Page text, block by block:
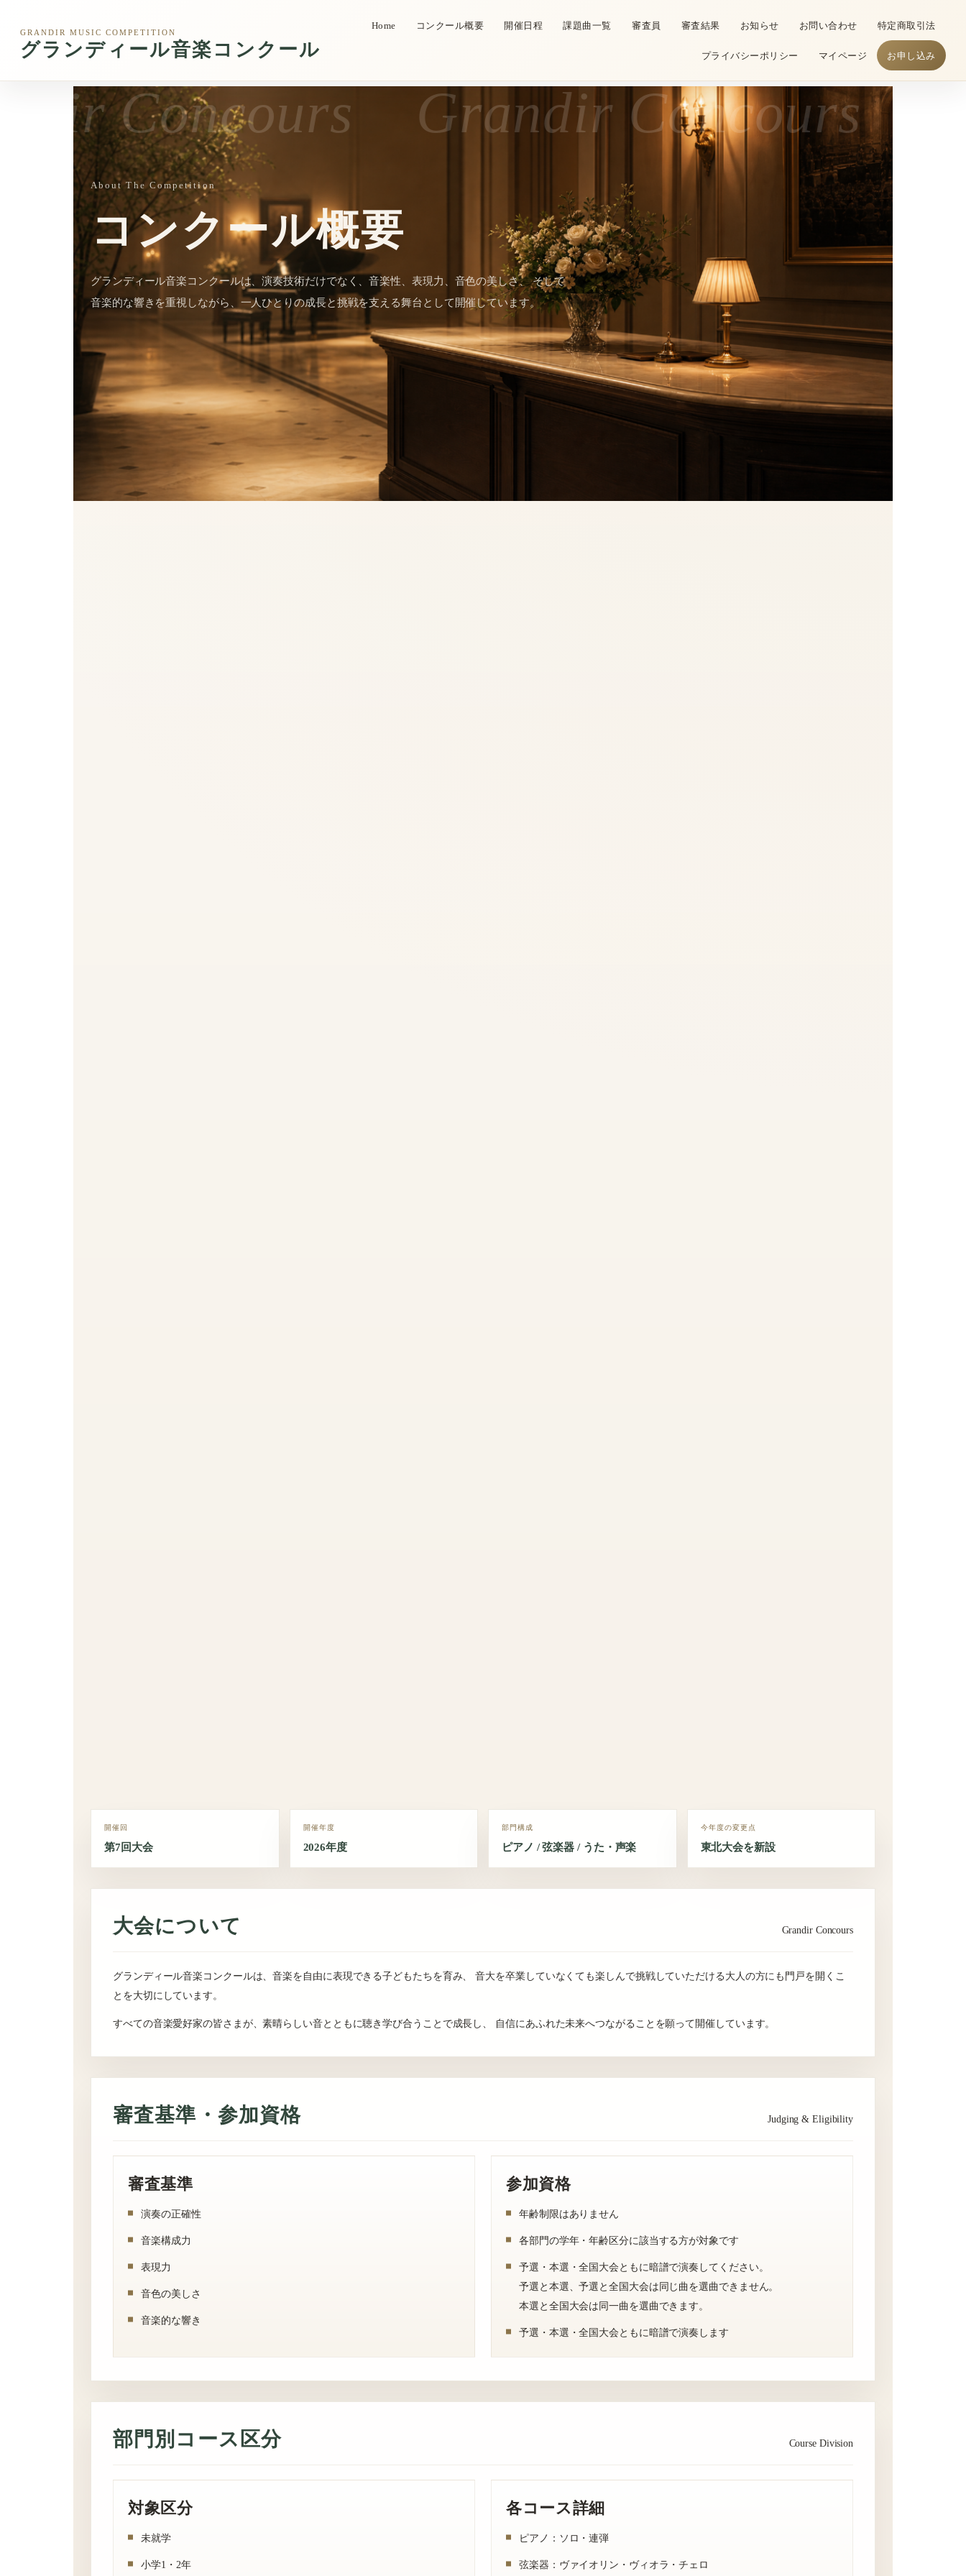
GRANDIR MUSIC COMPETITION
グランディール音楽コンクール
Home コンクール概要 開催日程 課題曲一覧 審査員 審査結果 お知らせ お問い合わせ 特定商取引法
プライバシーポリシー マイページ お申し込み
Concours Grandir Concours
About The Competition
コンクール概要
グランディール音楽コンクールは、演奏技術だけでなく、音楽性、表現力、音色の美しさ、 そして
音楽的な響きを重視しながら、一人ひとりの成長と挑戦を支える舞台として開催しています。
開催回
第7回大会
開催年度
2026年度
部門構成
ピアノ / 弦楽器 / うた・声楽
今年度の変更点
東北大会を新設
大会について Grandir Concours
グランディール音楽コンクールは、音楽を自由に表現できる子どもたちを育み、 音大を卒業していなくても楽しんで挑戦していただける大人の方にも門戸を開くこ
とを大切にしています。
すべての音楽愛好家の皆さまが、素晴らしい音とともに聴き学び合うことで成長し、 自信にあふれた未来へつながることを願って開催しています。
審査基準・参加資格 Judging & Eligibility
審査基準
演奏の正確性
音楽構成力
表現力
音色の美しさ
音楽的な響き
参加資格
年齢制限はありません
各部門の学年・年齢区分に該当する方が対象です
予選・本選・全国大会ともに暗譜で演奏してください。
予選と本選、予選と全国大会は同じ曲を選曲できません。
本選と全国大会は同一曲を選曲できます。
予選・本選・全国大会ともに暗譜で演奏します
部門別コース区分 Course Division
対象区分
未就学
小学1・2年
各コース詳細
ピアノ：ソロ・連弾
弦楽器：ヴァイオリン・ヴィオラ・チェロ